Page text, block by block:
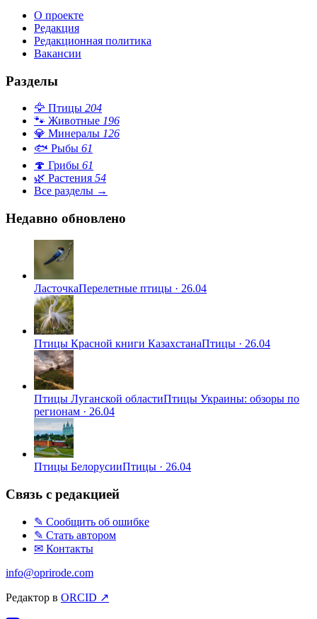
О проекте
Редакция
Редакционная политика
Вакансии
Разделы
🦅 Птицы 204
🐾 Животные 196
💎 Минералы 126
🐟 Рыбы 61
🍄 Грибы 61
🌿 Растения 54
Все разделы →
Недавно обновлено
ЛасточкаПерелетные птицы · 26.04
Птицы Красной книги КазахстанаПтицы · 26.04
Птицы Луганской областиПтицы Украины: обзоры по
регионам · 26.04
Птицы БелорусииПтицы · 26.04
Связь с редакцией
✎ Сообщить об ошибке
✎ Стать автором
✉ Контакты
info@oprirode.com
Редактор в ORCID ↗